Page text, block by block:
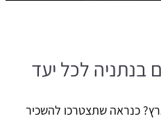
בנתניה לכל יעד
כנראה שתצטרכו להשכיר